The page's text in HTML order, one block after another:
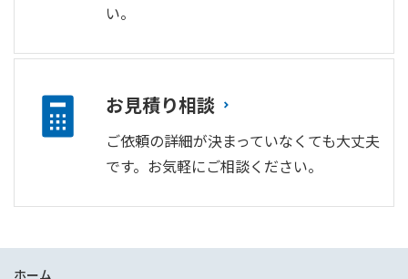
い。
お見積り相談
ご依頼の詳細が決まっていなくても大丈夫
です。お気軽にご相談ください。
ホーム